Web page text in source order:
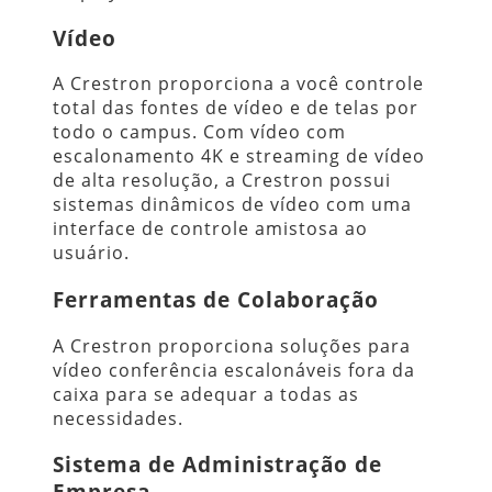
Vídeo
A Crestron proporciona a você controle
total das fontes de vídeo e de telas por
todo o campus. Com vídeo com
escalonamento 4K e streaming de vídeo
de alta resolução, a Crestron possui
sistemas dinâmicos de vídeo com uma
interface de controle amistosa ao
usuário.
Ferramentas de Colaboração
A Crestron proporciona soluções para
vídeo conferência escalonáveis fora da
caixa para se adequar a todas as
necessidades.
Sistema de Administração de